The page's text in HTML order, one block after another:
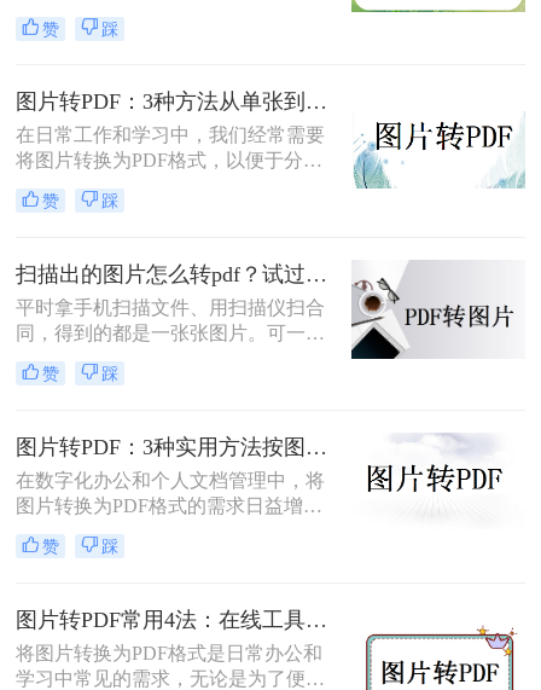
的传输、存储和打印。那么电脑上怎
么图片转pdf呢？本文将介绍三种在电
您根据不同的需求选择最合适的方
法。
赞 踩
图片转PDF：3种方法从单张到批量转换的操作差异！
在日常工作和学习中，我们经常需要
将图片转换为PDF格式，以便于分
享、打印和存档。那么图片怎么转pdf
呢？本文将介绍三种常用的将图片转
同的需求选择最合适的方式。
赞 踩
扫描出的图片怎么转pdf？试过好用的几个办法！
平时拿手机扫描文件、用扫描仪扫合
同，得到的都是一张张图片。可一旦
要发给别人、归档保存或者打印出
来，PDF格式明显更正式、也更方
行，转完PDF却模糊了；十几页的扫
描件，一页一页转太磨人；还有些涉
及隐私的文件，不敢随便往在线工具
里传。
赞 踩
图片转PDF：3种实用方法按图片格式（JPG/PNG/BMP）选！
在数字化办公和个人文档管理中，将
图片转换为PDF格式的需求日益增
长。PDF（Portable Document
Format）因其跨平台兼容性、不易变
享。那么如何把图片转换成PDF呢？
本文将介绍几种实用的方法来帮助您
完成图片到PDF的转换。
赞 踩
图片转PDF常用4法：在线工具、桌面软件、手机APP和打印导出的适用边界！
将图片转换为PDF格式是日常办公和
学习中常见的需求，无论是为了便于